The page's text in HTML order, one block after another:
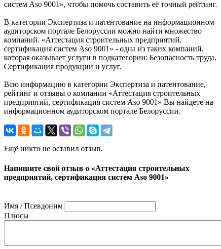
систем Aso 9001», чтобы помочь составить её точный рейтинг.
В категории Экспертиза и патентование на информационном
аудиторском портале Белоруссии можно найти множество
компаний. «Аттестация строительных предприятий,
сертификация систем Aso 9001» - одна из таких компаний,
которая оказывает услуги в подкатегории: Безопасность труда,
Сертификация продукции и услуг.
Всю информацию в категории Экспертиза и патентование,
рейтинг и отзывы о компании «Аттестация строительных
предприятий, сертификация систем Aso 9001» Вы найдете на
информационном аудиторском портале Белоруссии.
Ещё никто не оставил отзыв.
Напишите свой отзыв о «Аттестация строительных
предприятий, сертификация систем Aso 9001»
Имя / Псевдоним
Плюсы